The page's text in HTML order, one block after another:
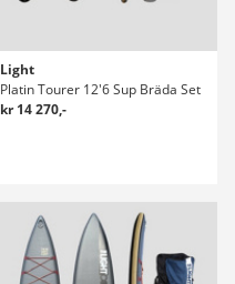
Light
Platin Tourer 12'6 Sup Bräda Set
kr 14 270,-